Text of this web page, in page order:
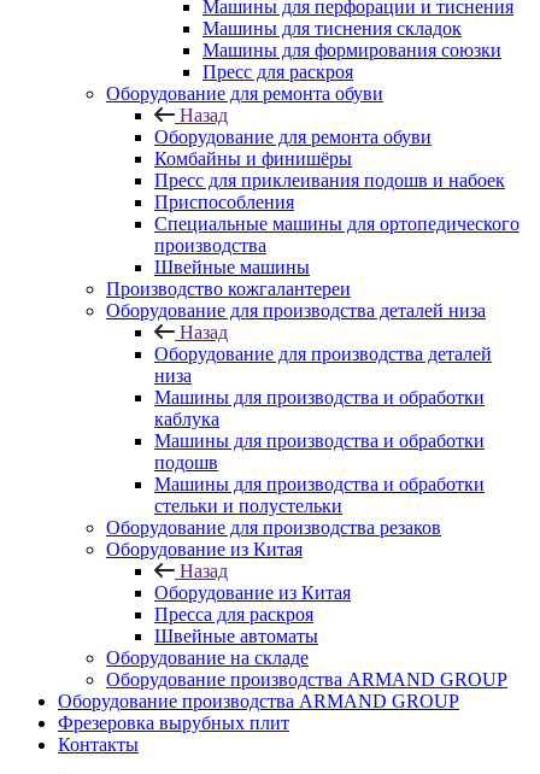
Машины для перфорации и тиснения
Машины для тиснения складок
Машины для формирования союзки
Пресс для раскроя
Оборудование для ремонта обуви
Назад
Оборудование для ремонта обуви
Комбайны и финишёры
Пресс для приклеивания подошв и набоек
Приспособления
Специальные машины для ортопедического
производства
Швейные машины
Производство кожгалантереи
Оборудование для производства деталей низа
Назад
Оборудование для производства деталей
низа
Машины для производства и обработки
каблука
Машины для производства и обработки
подошв
Машины для производства и обработки
стельки и полустельки
Оборудование для производства резаков
Оборудование из Китая
Назад
Оборудование из Китая
Пресса для раскроя
Швейные автоматы
Оборудование на складе
Оборудование производства ARMAND GROUP
Оборудование производства ARMAND GROUP
Фрезеровка вырубных плит
Контакты